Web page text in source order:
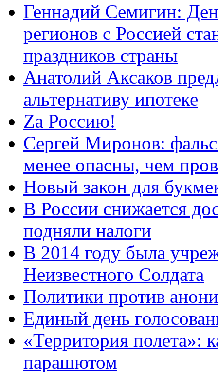
Геннадий Семигин:
регионов с Россией
праздников страны
Анатолий Аксаков
альтернативу ипотеке
Zа Россию!
Сергей Миронов:
менее опасны, чем
Новый закон для
В России снижается
подняли налоги
В 2014 году была
Неизвестного Солдата
Политики против
Единый день
«Территория полета»:
парашютом